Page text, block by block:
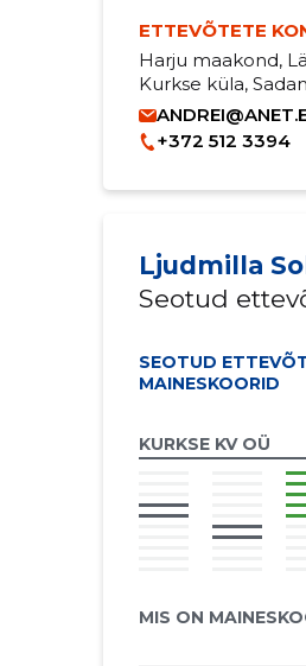
ETTEVÕTETE
Harju maakond,
Kurkse küla,
+372 512 3394
Ljudmilla
Seotud
SEOTUD
MAINESKOORID
KURKSE KV OÜ
MIS ON